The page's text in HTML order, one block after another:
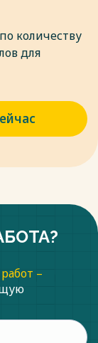
количеству
для
–